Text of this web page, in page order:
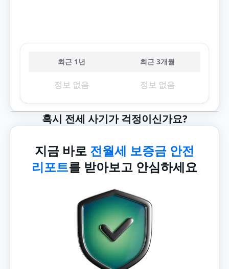
최근 1년 최근 3개월
정보 없음 정보 없음
혹시 전세 사기가 걱정이신가요?
지금 바로 전월세 보증금 안전
리포트를 받아보고 안심하세요